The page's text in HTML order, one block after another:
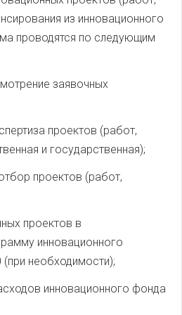
из инновационного
проводятся по следующим
заявочных
проектов (работ,
и государственная);
проектов (работ,
проектов в
инновационного
необходимости);
инновационного фонда